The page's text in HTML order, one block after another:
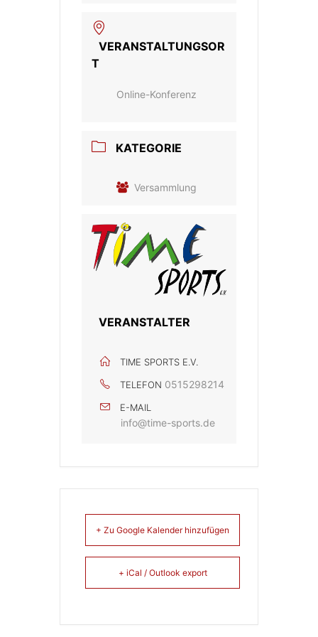
VERANSTALTUNGSOR
T
Online-Konferenz
KATEGORIE
Versammlung
VERANSTALTER
TIME SPORTS E.V.
TELEFON 0515298214
E-MAIL
info@time-sports.de
+ Zu Google Kalender hinzufügen
+ iCal / Outlook export